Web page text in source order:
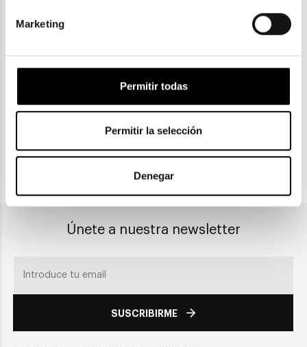
Marketing
Permitir todas
Permitir la selección
Denegar
CLICK & COLLECT
Recogida en tienda
PAGO SEGURO
Únete a nuestra newsletter
SUSCRIBIRME